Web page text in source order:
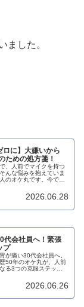
ました。
ロに】大嫌いから
ための処方箋！
、人前でマイクを持つ
んな悩みを抱えていま
のオケ丸です。今でこ
2026.06.28
代会社員へ！緊張
プ
が痛い30代会社員へ。
50年のオケ丸が、人前
る3つの克服ステップ
2026.06.26